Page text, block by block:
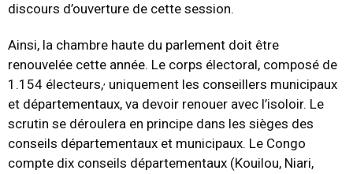
discours d’ouverture de cette session.
Ainsi, la chambre haute du parlement doit être
renouvelée cette année. Le corps électoral, composé de
1.154 électeurs,, uniquement les conseillers municipaux
et départementaux, va devoir renouer avec l’isoloir. Le
scrutin se déroulera en principe dans les sièges des
conseils départementaux et municipaux. Le Congo
compte dix conseils départementaux (Kouilou, Niari,